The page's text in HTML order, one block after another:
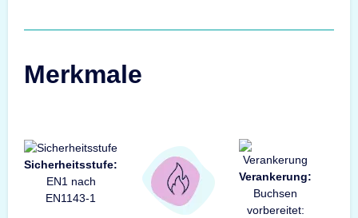
Merkmale
Sicherheitsstufe:
EN1 nach
EN1143-1
Verankerung:
Buchsen
vorbereitet: